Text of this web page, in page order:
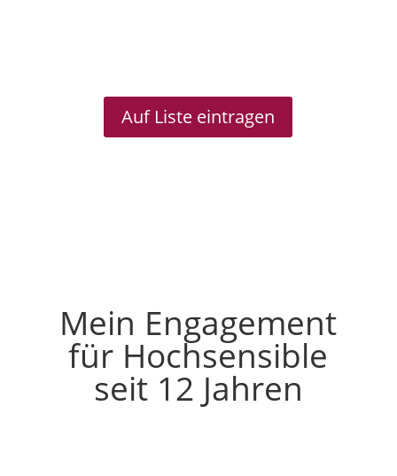
Auf Liste eintragen
Mein Engagement
für Hochsensible
seit 12 Jahren